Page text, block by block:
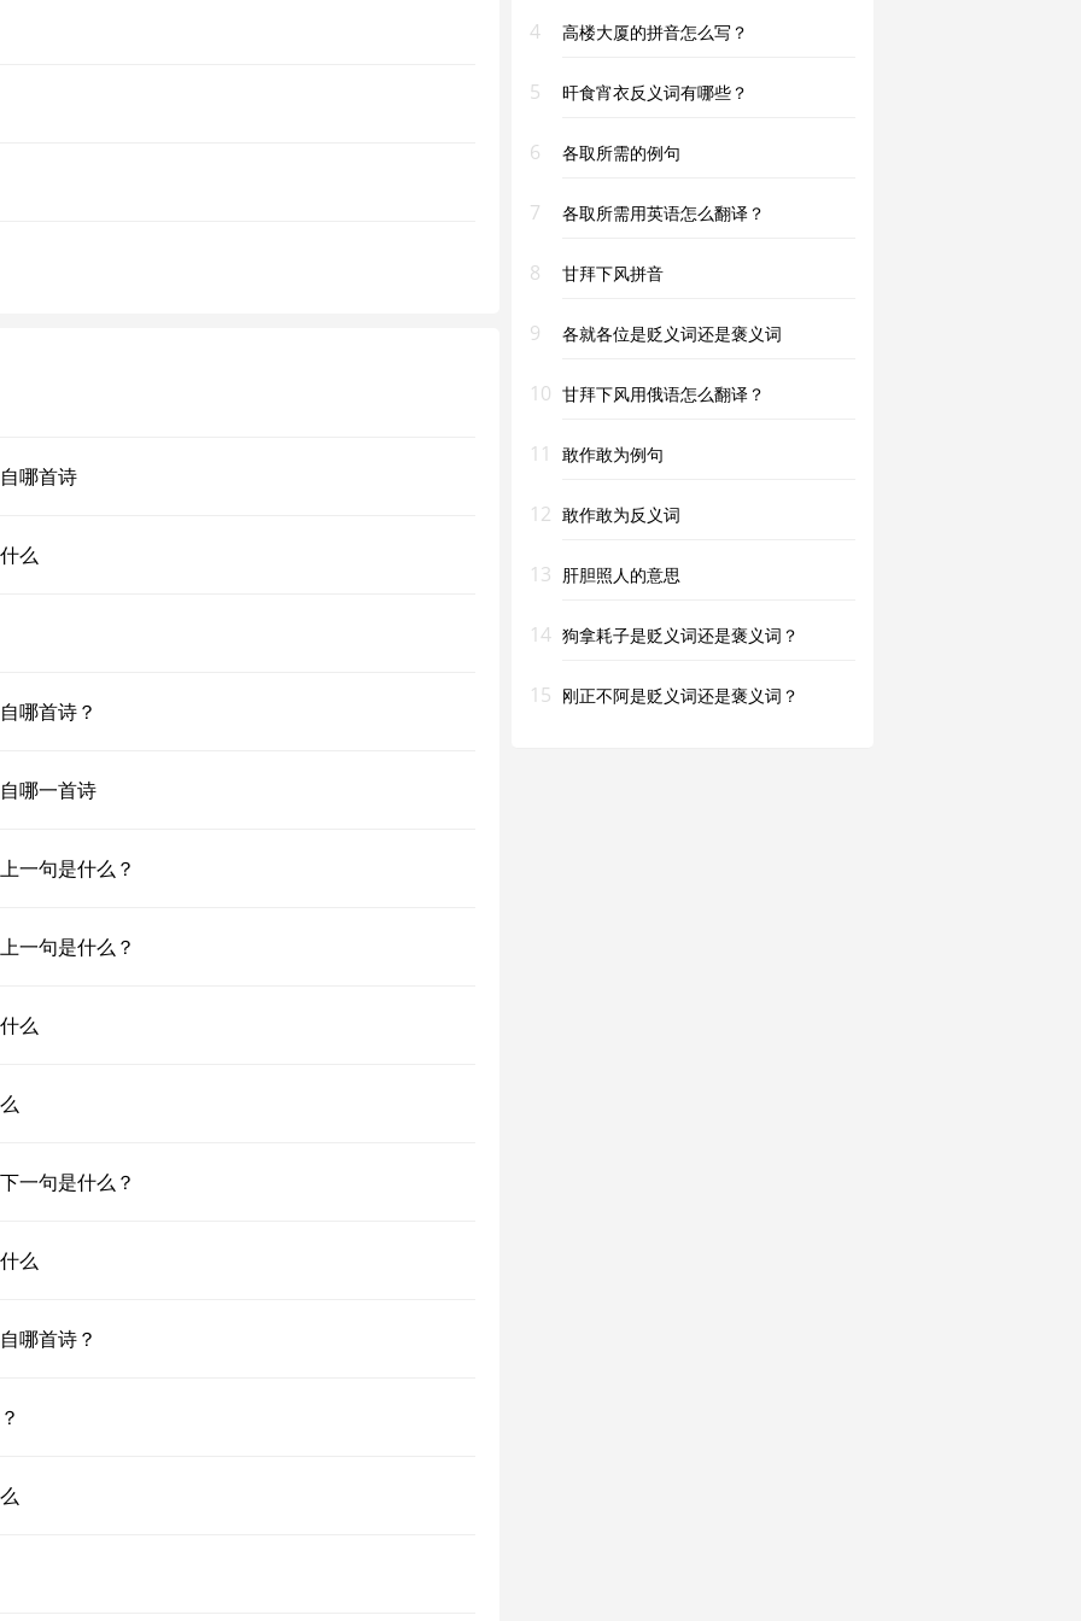
哪首诗
么
哪首诗？
哪一首诗
一句是什么？
一句是什么？
么
一句是什么？
么
哪首诗？
4 高楼大厦的拼音怎么写？
5 旰食宵衣反义词有哪些？
6 各取所需的例句
7 各取所需用英语怎么翻译？
8 甘拜下风拼音
9 各就各位是贬义词还是褒义词
10 甘拜下风用俄语怎么翻译？
11 敢作敢为例句
12 敢作敢为反义词
13 肝胆照人的意思
14 狗拿耗子是贬义词还是褒义词？
15 刚正不阿是贬义词还是褒义词？